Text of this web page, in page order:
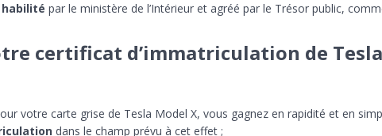
habilité par le ministère de l’Intérieur et agréé par le Trésor public,
certificat d’immatriculation de
votre carte grise de Tesla Model X, vous gagnez en rapidité et en
dans le champ prévu à cet effet ;